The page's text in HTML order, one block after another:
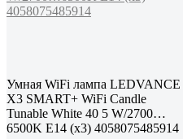
Умная WiFi лампа LEDVANCE
Х3 SMART+ WiFi Candle
Tunable White 40 5 W/2700…
6500K E14 (x3) 4058075485914